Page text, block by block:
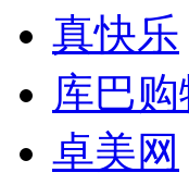
真快乐
库巴购
卓美网